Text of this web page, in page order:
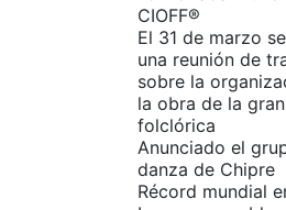
CIOFF®
El 31 de marzo
una reunión de
sobre la
la obra de la
folclórica
Anunciado el
danza de Chipre
Récord mundial